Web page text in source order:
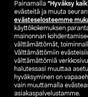
Painamalla ”Hyväksy
evästeitä ja muuta
evästeselosteemme
käyttökokemuksen
mainonnan
välttämättömät,
Välttämättömiin
välttämättömiä
halutessasi muuttaa
hyväksyminen on
vain muuttamalla
asiakaspalvelustamme.